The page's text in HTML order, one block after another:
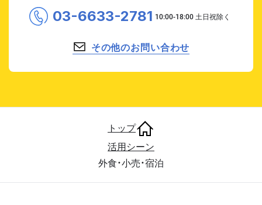
03-6633-2781
その他のお問い合わせ
トップ
活用シーン
外食・小売・宿泊